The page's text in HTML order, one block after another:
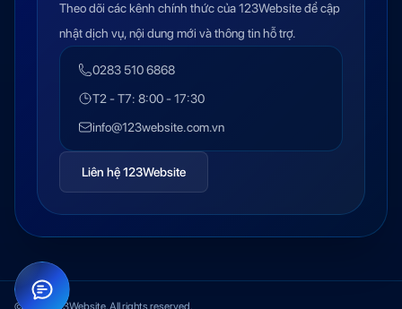
Theo dõi các kênh chính thức của 123Website để cập
nhật dịch vụ, nội dung mới và thông tin hỗ trợ.
0283 510 6868
T2 - T7: 8:00 - 17:30
info@123website.com.vn
Liên hệ 123Website
© 2026 123Website. All rights reserved.